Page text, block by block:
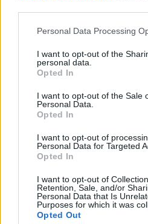
Please note that this website/app
not limited to your visit or usage
grant or deny consent to Google
use your data for below specified
consent section.
Personal Data Processing
I want to opt-out of the
personal data.
Opted In
I want to opt-out of the Sale
Personal Data.
Opted In
I want to opt-out of
Personal Data for Targeted
Opted In
I want to opt-out of
Retention, Sale, and/or
Personal Data that Is
Purposes for which it was
Opted Out
Fotó: Gyulai Bence / Velvet